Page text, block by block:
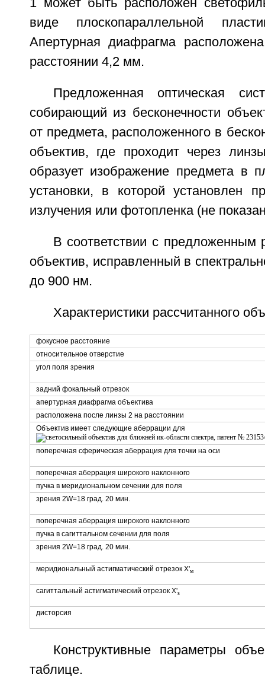
1 может быть расположен
виде плоскопараллельной
Апертурная диафрагма
расстоянии 4,2 мм.
Предложенная оптическая
собирающий из бесконечности
от предмета, расположенного в
объектив, где проходит через
образует изображение предмета в
установки, в которой установлен
излучения или фотопленка (не
В соответствии с предложенным
объектив, исправленный в
до 900 нм.
Характеристики рассчитанного
фокусное расстояние
относительное отверстие
угол поля зрения
задний фокальный отрезок
апертурная диафрагма объектива
расположена после линзы 2 на расстоянии
Объектив имеет следующие аберрации для
поперечная сферическая аберрация для точки на оси
поперечная аберрация широкого наклонного
пучка в меридиональном сечении для поля
зрения 2W=18 град. 20 мин.
поперечная аберрация широкого наклонного
пучка в сагиттальном сечении для поля
зрения 2W=18 град. 20 мин.
меридиональный астигматический отрезок Х'м
сагиттальный астигматический отрезок X's
дисторсия
Конструктивные параметры
таблице.